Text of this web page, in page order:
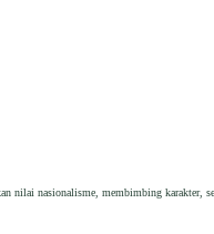
nilai nasionalisme, membimbing karakter,